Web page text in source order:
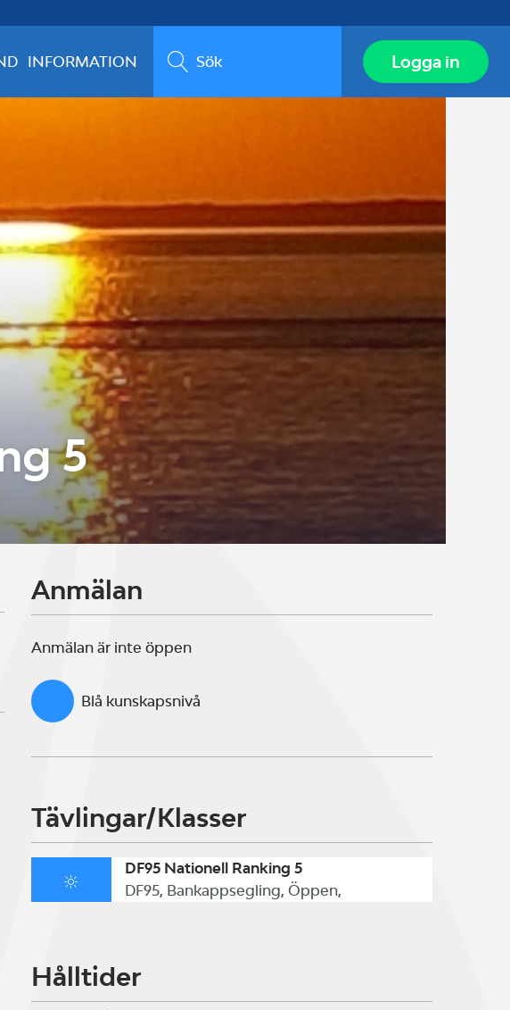
INFORMATION Sök Logga in
5
Anmälan
Anmälan är inte öppen
Blå kunskapsnivå
Tävlingar/Klasser
DF95 Nationell Ranking 5
DF95, Bankappsegling, Öppen,
Hålltider